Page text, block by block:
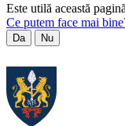
Este utilă această
Ce putem face mai
Da Nu